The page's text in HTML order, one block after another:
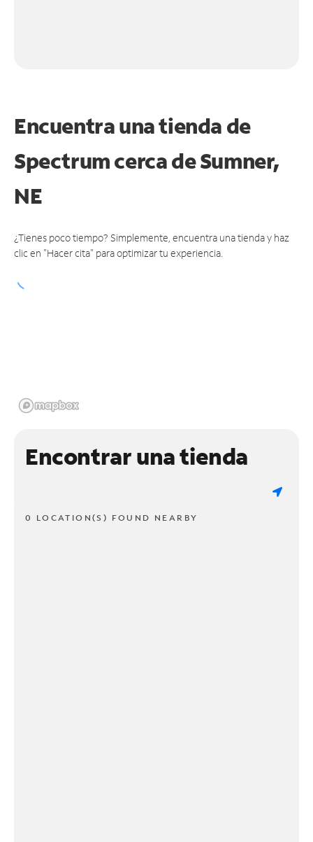
Encuentra una tienda de
Spectrumcerca de Sumner,
NE
¿Tienes poco tiempo? Simplemente, encuentra una tienda y haz
clic en "Hacer cita" para optimizar tu experiencia.
Encontrar una tienda
0 LOCATION(S) FOUND NEARBY